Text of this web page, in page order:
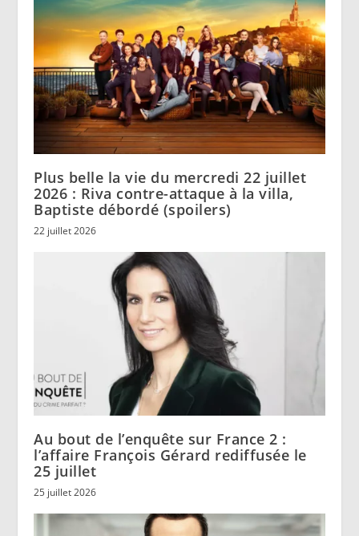
Plus belle la vie du mercredi 22 juillet
2026 : Riva contre-attaque à la villa,
Baptiste débordé (spoilers)
22 juillet 2026
Au bout de l’enquête sur France 2 :
l’affaire François Gérard rediffusée le
25 juillet
25 juillet 2026